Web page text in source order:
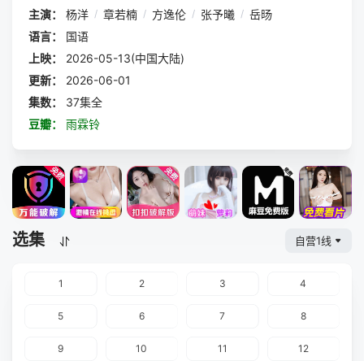
主演：
杨洋 / 章若楠 / 方逸伦 / 张予曦 / 岳旸
语言：
国语
上映：
2026-05-13(中国大陆)
更新：
2026-06-01
集数：
37集全
豆瓣：
雨霖铃
选集 自营1线
1 2 3 4
5 6 7 8
9 10 11 12